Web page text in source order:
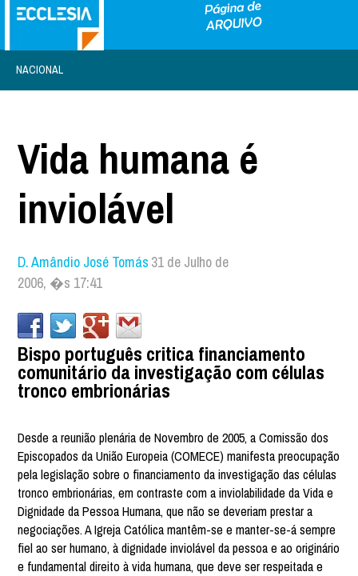
NACIONAL
Vida humana é
inviolável
D. Amândio José Tomás 31 de Julho de
2006, �s 17:41
Bispo português critica financiamento
comunitário da investigação com células
tronco embrionárias
Desde a reunião plenária de Novembro de 2005, a Comissão dos
Episcopados da União Europeia (COMECE) manifesta preocupação
pela legislação sobre o financiamento da investigação das células
tronco embrionárias, em contraste com a inviolabilidade da Vida e
Dignidade da Pessoa Humana, que não se deveriam prestar a
negociações. A Igreja Católica mantêm-se e manter-se-á sempre
fiel ao ser humano, à dignidade inviolável da pessoa e ao originário
e fundamental direito à vida humana, que deve ser respeitada e